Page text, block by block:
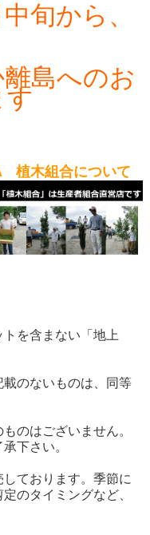
旬から、
島へのお
す
植木組合について
を含まない「地上
のないものは、同等
のはございません。
下さい。
ております。季節に
のタイミングなど、